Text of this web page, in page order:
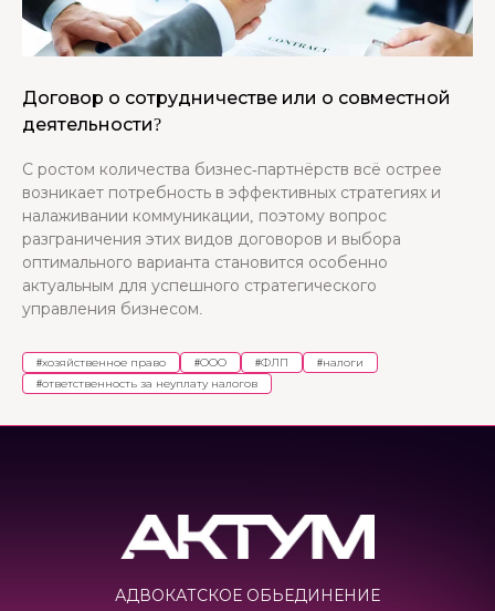
Договор о сотрудничестве или о совместной
деятельности?
С ростом количества бизнес-партнёрств всё острее
возникает потребность в эффективных стратегиях и
налаживании коммуникации, поэтому вопрос
разграничения этих видов договоров и выбора
оптимального варианта становится особенно
актуальным для успешного стратегического
управления бизнесом.
#хозяйственное право #ООО #ФЛП #налоги
#ответственность за неуплату налогов
АДВОКАТСКОЕ ОБЬЕДИНЕНИЕ